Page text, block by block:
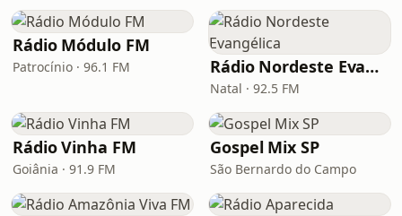
Rádio Módulo FM
Patrocínio · 96.1 FM Rádio Nordeste Evangélica
Natal · 92.5 FM
Rádio Vinha FM
Goiânia · 91.9 FM
Gospel Mix SP
São Bernardo do Campo